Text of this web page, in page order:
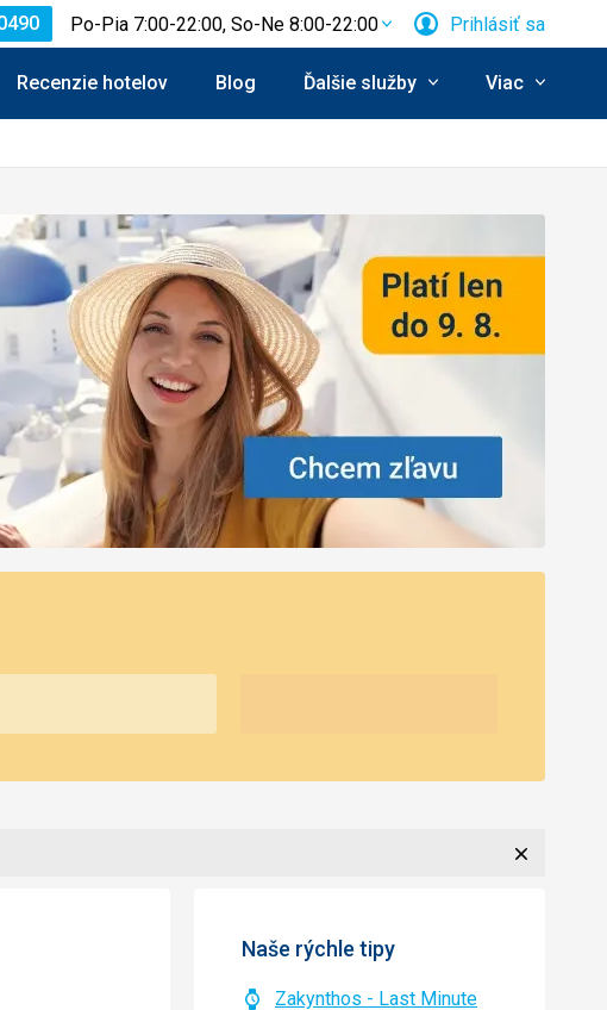
Po-Pia 7:00-22:00, So-Ne 8:00-22:00 Prihlásiť sa
Recenzie hotelov Blog Ďalšie služby Viac
Naše rýchle tipy
Zakynthos - Last Minute